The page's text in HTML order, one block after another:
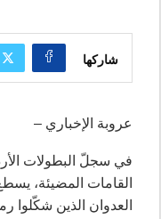
شاركها
عروبة الإخباري –
في سجلّ البطولات
القامات المضيئة،
العدوان الذين شكّلوا